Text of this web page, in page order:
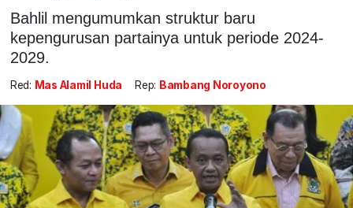
Bahlil mengumumkan struktur baru
kepengurusan partainya untuk periode 2024-
2029.
Red: Mas Alamil Huda Rep: Bambang Noroyono